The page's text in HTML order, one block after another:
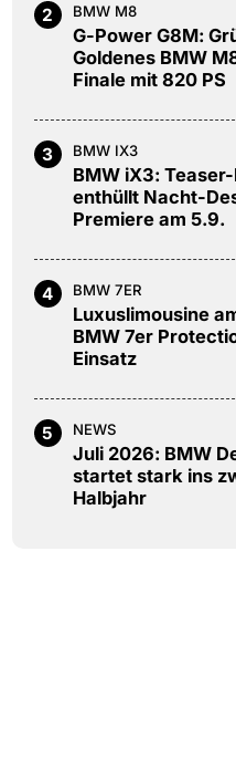
2 BMW M8
G-Power G8M:
Goldenes BMW
Finale mit 820 PS
3 BMW IX3
BMW iX3:
enthüllt Nacht-
Premiere am 5.9.
4 BMW 7ER
Luxuslimousine
BMW 7er
Einsatz
5 NEWS
Juli 2026: BMW
startet stark ins
Halbjahr